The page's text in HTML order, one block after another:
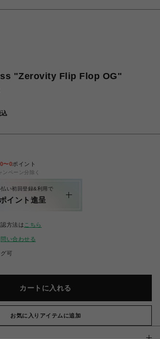
"Zerovity Flip Flop OG"
0〜0ポイント
ペーン分除く
い初回登録&利用で
イント進呈
方法は こちら
問い合わせる
可
カートに入れる
お気に入りアイテムに追加